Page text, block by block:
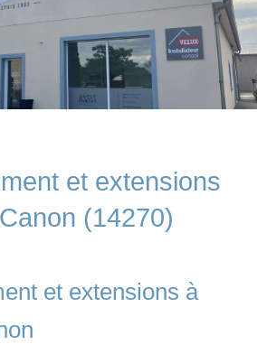
et extensions
(14270)
et extensions à